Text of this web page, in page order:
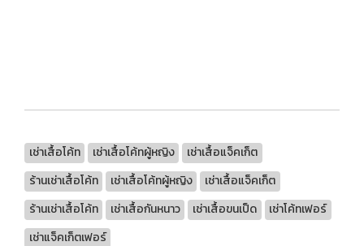
เช่าเสื้อโค้ท เช่าเสื้อโค้ทผู้หญิง
เช่าเสื้อแจ็คเก็ต
ร้านเช่าเสื้อโค้ท
เช่าเสื้อโค้ทผู้หญิง
เช่าเสื้อแจ็คเก็ต
ร้านเช่าเสื้อโค้ท
เช่าเสื้อกันหนาว เช่าเสื้อขนเป็ด
เช่าโค้ทเฟอร์
เช่าแจ็คเก็ตเฟอร์